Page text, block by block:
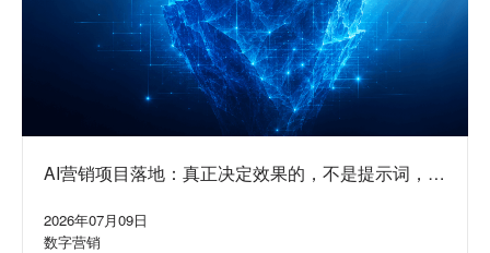
AI营销项目落地：真正决定效果的，不是提示词，而
2026年07月09日
数字营销